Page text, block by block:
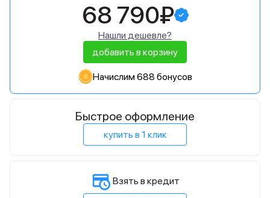
68 790₽
Нашли дешевле?
добавить в корзину
Начислим 688 бонусов
Быстрое оформление
купить в 1 клик
Взять в кредит